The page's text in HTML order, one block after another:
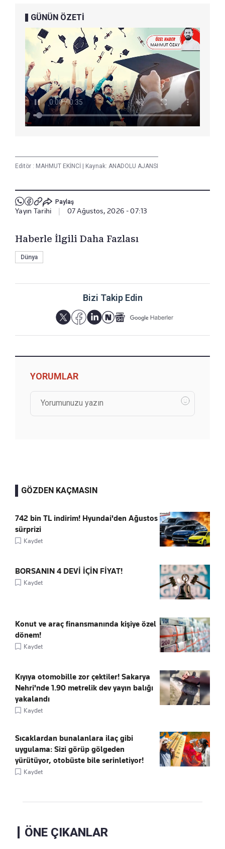
GÜNÜN ÖZETİ
Editör : MAHMUT EKİNCİ Kaynak: ANADOLU AJANSI
Paylaş
Yayın Tarihi 07 Ağustos, 2026 - 07:13
Haberle İlgili Daha Fazlası
Dünya
Bizi Takip Edin
YORUMLAR
GÖZDEN KAÇMASIN
742 bin TL indirim! Hyundai'den Ağustos
sürprizi
Kaydet
BORSANIN 4 DEVİ İÇİN FİYAT!
Kaydet
Konut ve araç finansmanında kişiye özel
dönem!
Kaydet
Kıyıya otomobille zor çektiler! Sakarya
Nehri'nde 1.90 metrelik dev yayın balığı
yakalandı
Kaydet
Sıcaklardan bunalanlara ilaç gibi
uygulama: Sizi görüp gölgeden
yürütüyor, otobüste bile serinletiyor!
Kaydet
ÖNE ÇIKANLAR